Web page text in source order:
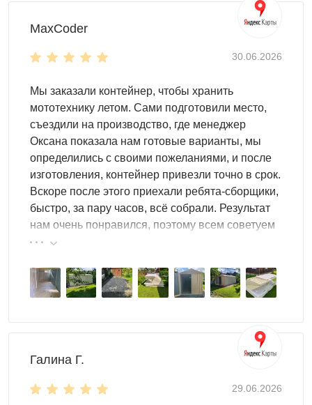
MaxCoder
30.06.2026
Мы заказали контейнер, чтобы хранить
мототехнику летом. Сами подготовили место,
съездили на производство, где менеджер
Оксана показала нам готовые варианты, мы
определились с своими пожеланиями, и после
изготовления, контейнер привезли точно в срок.
Вскоре после этого приехали ребята-сборщики,
быстро, за пару часов, всё собрали. Результат
нам очень понравился, поэтому всем советуем
эту фирму.
Галина Г.
29.06.2026